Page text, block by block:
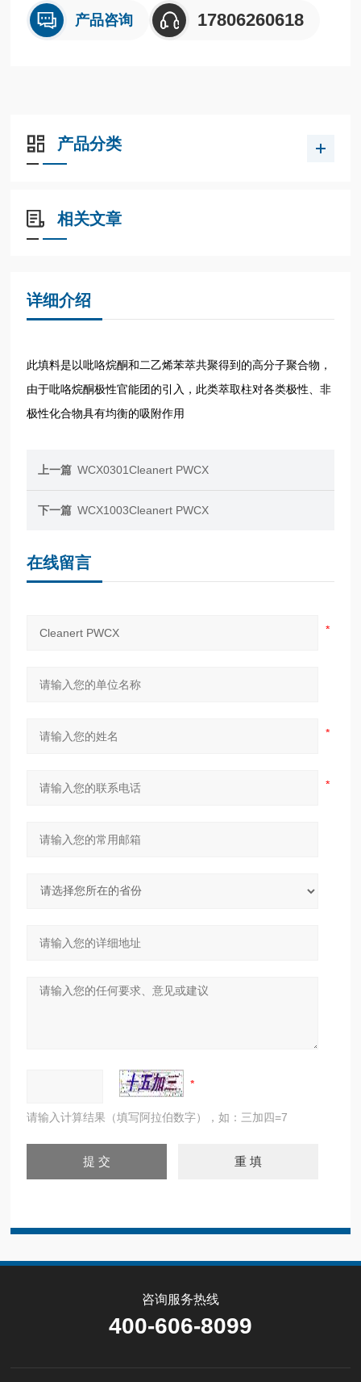
产品咨询 17806260618
产品分类
相关文章
详细介绍
此填料是以吡咯烷酮和二乙烯苯萃共聚得到的高分子聚合物，
由于吡咯烷酮极性官能团的引入，此类萃取柱对各类极性、非
极性化合物具有均衡的吸附作用
上一篇 WCX0301Cleanert PWCX
下一篇 WCX1003Cleanert PWCX
在线留言
请输入计算结果（填写阿拉伯数字），如：三加四=7
咨询服务热线
400-606-8099